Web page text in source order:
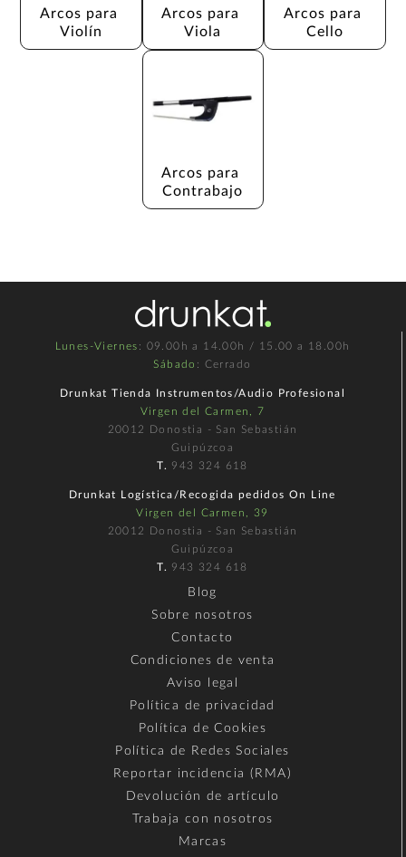
Arcos para
Violín
Arcos para
Viola
Arcos para
Cello
Arcos para
Contrabajo
Lunes-Viernes : 09.00h a 14.00h / 15.00 a 18.00h
Sábado : Cerrado
Drunkat Tienda Instrumentos/Audio Profesional
Virgen del Carmen, 7
20012 Donostia - San Sebastián
Guipúzcoa
T. 943 324 618
Drunkat Logística/Recogida pedidos On Line
Virgen del Carmen, 39
20012 Donostia - San Sebastián
Guipúzcoa
T. 943 324 618
Blog
Sobre nosotros
Contacto
Condiciones de venta
Aviso legal
Política de privacidad
Política de Cookies
Política de Redes Sociales
Reportar incidencia (RMA)
Devolución de artículo
Trabaja con nosotros
Marcas